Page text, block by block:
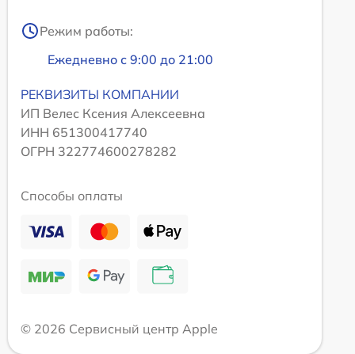
Режим работы:
Ежедневно с 9:00 до 21:00
РЕКВИЗИТЫ КОМПАНИИ
ИП Велес Ксения Алексеевна
ИНН 651300417740
ОГРН 322774600278282
Способы оплаты
© 2026 Сервисный центр Apple